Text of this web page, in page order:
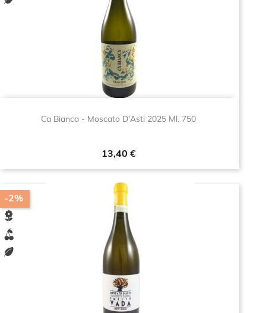
Ca Bianca - Moscato D'Asti 2025 Ml. 750
Prezzo
13,40 €
-2%